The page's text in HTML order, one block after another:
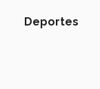
Deportes